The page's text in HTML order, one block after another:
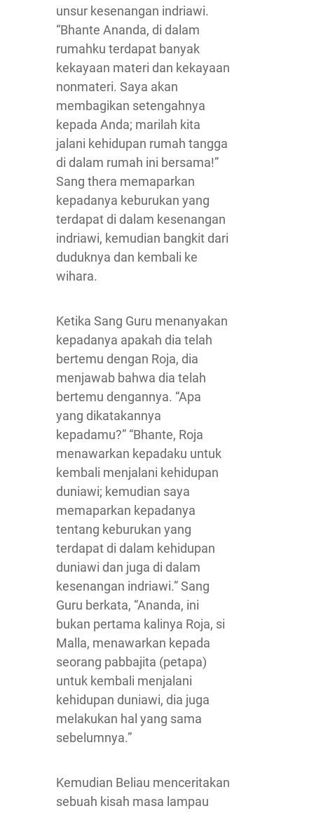
unsur kesenangan indriawi.
“Bhante Ananda, di dalam
rumahku terdapat banyak
kekayaan materi dan kekayaan
nonmateri. Saya akan
membagikan setengahnya
kepada Anda; marilah kita
jalani kehidupan rumah tangga
di dalam rumah ini bersama!”
Sang thera memaparkan
kepadanya keburukan yang
terdapat di dalam kesenangan
indriawi, kemudian bangkit dari
duduknya dan kembali ke
wihara.
Ketika Sang Guru menanyakan
kepadanya apakah dia telah
bertemu dengan Roja, dia
menjawab bahwa dia telah
bertemu dengannya. “Apa
yang dikatakannya
kepadamu?” “Bhante, Roja
menawarkan kepadaku untuk
kembali menjalani kehidupan
duniawi; kemudian saya
memaparkan kepadanya
tentang keburukan yang
terdapat di dalam kehidupan
duniawi dan juga di dalam
kesenangan indriawi.” Sang
Guru berkata, “Ananda, ini
bukan pertama kalinya Roja, si
Malla, menawarkan kepada
seorang pabbajita (petapa)
untuk kembali menjalani
kehidupan duniawi, dia juga
melakukan hal yang sama
sebelumnya.”
Kemudian Beliau menceritakan
sebuah kisah masa lampau